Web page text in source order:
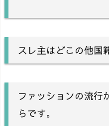
スレ主はどこの他国
ファッションの流行
らです。